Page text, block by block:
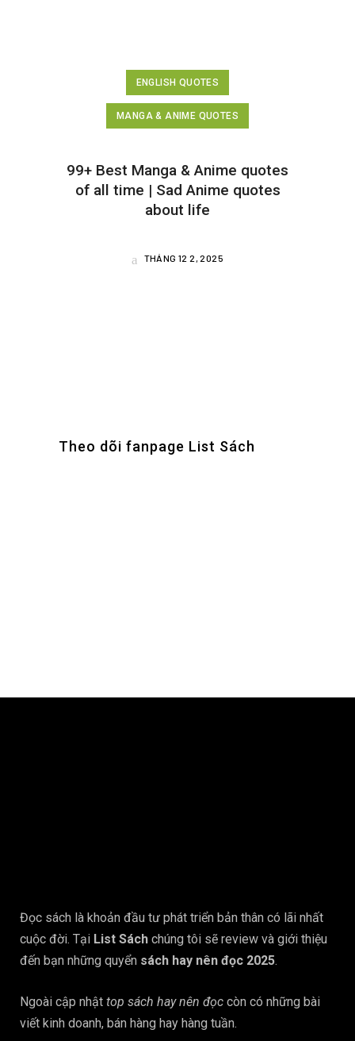
ENGLISH QUOTES
MANGA & ANIME QUOTES
99+ Best Manga & Anime quotes
of all time | Sad Anime quotes
about life
THÁNG 12 2, 2025
Theo dõi fanpage List Sách
Đọc sách là khoản đầu tư phát triển bản thân có lãi nhất
cuộc đời. Tại List Sách chúng tôi sẽ review và giới thiệu
đến bạn những quyển sách hay nên đọc 2025.
Ngoài cập nhật top sách hay nên đọc còn có những bài
viết kinh doanh, bán hàng hay hàng tuần.